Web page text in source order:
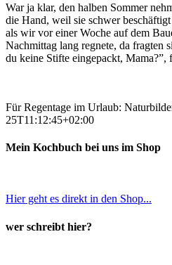
War ja klar, den halben Sommer
die Hand, weil sie schwer
als wir vor einer Woche auf dem
Nachmittag lang regnete, da fragten
du keine Stifte eingepackt,
Für Regentage im Urlaub:
25T11:12:45+02:00
Mein Kochbuch bei uns im Shop
Hier geht es direkt in den Shop...
wer schreibt hier?